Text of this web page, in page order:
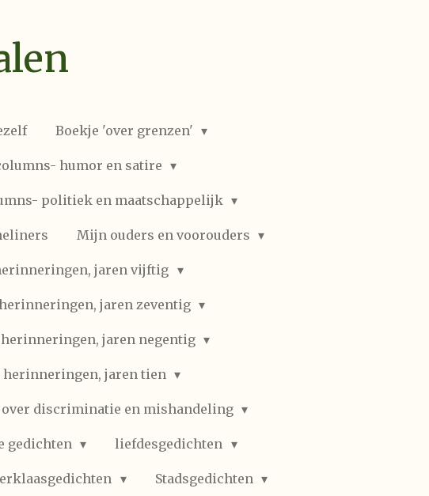
Boekje 'over grenzen'
humor en satire
politiek en maatschappelijk
Mijn ouders en voorouders
jaren vijftig
jaren zeventig
jaren negentig
herinneringen, jaren tien
over discriminatie en mishandeling
gedichten liefdesgedichten
Stadsgedichten